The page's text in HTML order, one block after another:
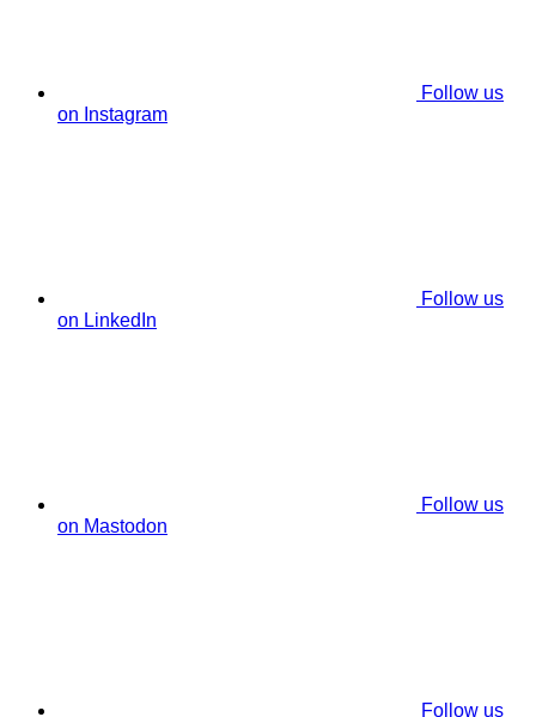
Follow us
on Instagram
Follow us
on LinkedIn
Follow us
on Mastodon
Follow us